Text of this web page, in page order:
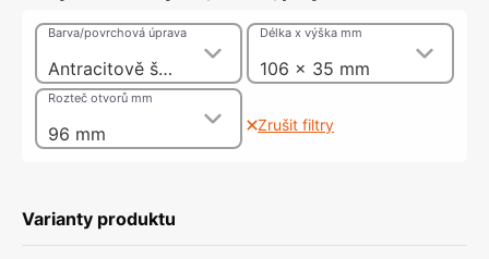
Antracitově šedá, lesklé
Barva/povrchová úprava
106 x 35 mm
Délka x výška mm
96 mm
Rozteč otvorů mm
Zrušit filtry
Varianty produktu